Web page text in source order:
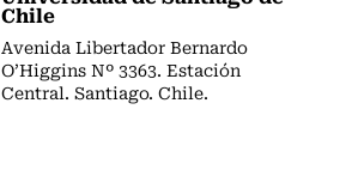
Chile
Avenida Libertador Bernardo
O’Higgins Nº 3363. Estación
Central. Santiago. Chile.